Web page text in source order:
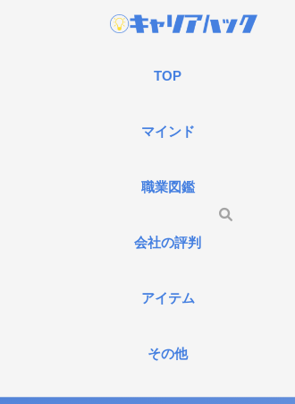
TOP
マインド
職業図鑑
会社の評判
アイテム
その他